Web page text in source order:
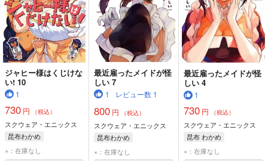
ジャヒー様はくじけな
い! 10
1
730 円 （税込）
スクウェア・エニックス
昆布わかめ
×：在庫なし
最近雇ったメイドが怪
しい 7
1 レビュー数 1
800 円 （税込）
スクウェア・エニックス
昆布わかめ
×：在庫なし
最近雇ったメイドが怪
しい 4
1
730円 （税込）
スクウェア・エニックス
昆布 わかめ
×：在庫なし